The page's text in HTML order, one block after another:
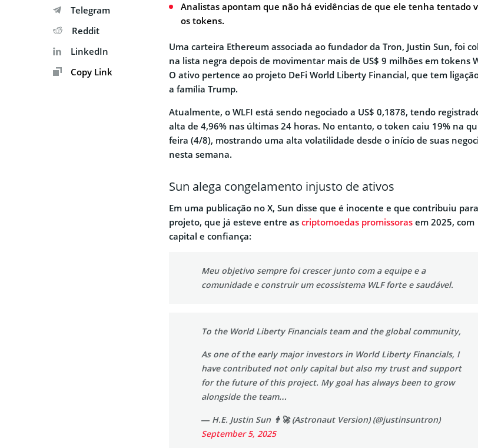
Telegram
Reddit
LinkedIn
Copy Link
Analistas apontam que não há evidências de que ele tenha tentado
os tokens.
Uma carteira Ethereum associada ao fundador da Tron, Justin Sun, foi
na lista negra depois de movimentar mais de US$ 9 milhões em tokens
O ativo pertence ao projeto DeFi World Liberty Financial, que tem
a família Trump.
Atualmente, o WLFI está sendo negociado a US$ 0,1878, tendo
alta de 4,96% nas últimas 24 horas. No entanto, o token caiu 19% na
feira (4/8), mostrando uma alta volatilidade desde o início de suas
nesta semana.
Sun alega congelamento injusto de ativos
Em uma publicação no X, Sun disse que é inocente e que contribuiu
projeto, que já esteve entre as criptomoedas promissoras em 2025, com
capital e confiança:
Meu objetivo sempre foi crescer junto com a equipe e a
comunidade e construir um ecossistema WLF forte e saudável.
To the World Liberty Financials team and the global community,
As one of the early major investors in World Liberty Financials, I
have contributed not only capital but also my trust and support
for the future of this project. My goal has always been to grow
alongside the team…
— H.E. Justin Sun 👨‍🚀 (Astronaut Version) (@justinsuntron)
September 5, 2025